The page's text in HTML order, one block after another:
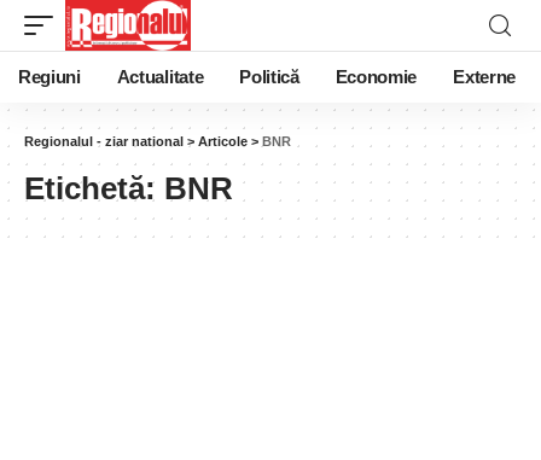
Regiuni Actualitate Politică Economie Externe
Regionalul - ziar national > Articole > BNR
Etichetă: BNR